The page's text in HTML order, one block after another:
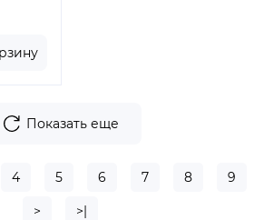
Показать еще
4 5 6 7 8 9
> >|